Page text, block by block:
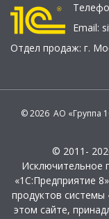
Email:
Отдел продаж: г.
© 2026 АО «Группа
© 2011-
Исключительное
«1С:Предприятие
продуктов системы
этом сайте,